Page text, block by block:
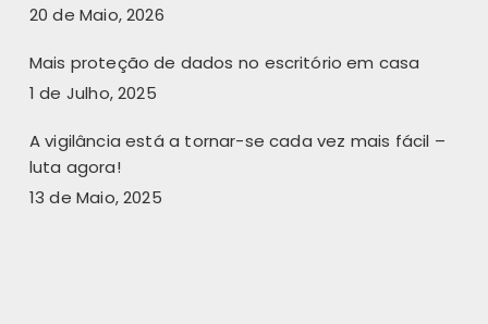
20 de Maio, 2026
Mais proteção de dados no escritório em casa
1 de Julho, 2025
A vigilância está a tornar-se cada vez mais fácil –
luta agora!
13 de Maio, 2025